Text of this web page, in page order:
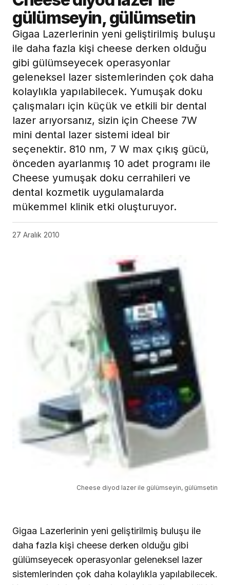
gülümseyin, gülümsetin
Gigaa Lazerlerinin yeni geliştirilmiş buluşu
ile daha fazla kişi cheese derken olduğu
gibi gülümseyecek operasyonlar
geleneksel lazer sistemlerinden çok daha
kolaylıkla yapılabilecek. Yumuşak doku
çalışmaları için küçük ve etkili bir dental
lazer arıyorsanız, sizin için Cheese 7W
mini dental lazer sistemi ideal bir
seçenektir. 810 nm, 7 W max çıkış gücü,
önceden ayarlanmış 10 adet programı ile
Cheese yumuşak doku cerrahileri ve
dental kozmetik uygulamalarda
mükemmel klinik etki oluşturuyor.
27 Aralık 2010
Cheese diyod lazer ile gülümseyin, gülümsetin
Gigaa Lazerlerinin yeni geliştirilmiş buluşu ile
daha fazla kişi cheese derken olduğu gibi
gülümseyecek operasyonlar geleneksel lazer
sistemlerinden çok daha kolaylıkla yapılabilecek.